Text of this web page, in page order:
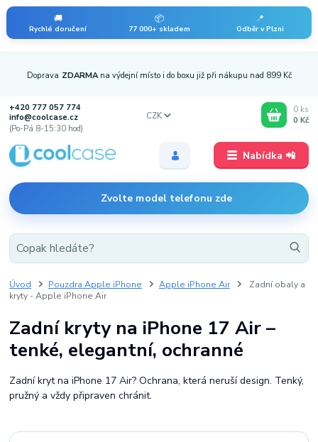
🚚
Rychlé doručení
📦
77 000+ skladem
📍
Odběr v Plzni
Nabídka 📲
Doprava ZDARMA na výdejní místo i do boxu již při nákupu nad 899 Kč
+420 777 057 774
info@coolcase.cz
(Po-Pá 8-15:30 hod)
Zvolte model telefonu zde
CZK
0 ks
0 Kč
Úvod Pouzdra Apple iPhone Apple iPhone Air
Zadní obaly a
kryty - Apple iPhone Air
Zadní kryty na iPhone 17 Air –
tenké, elegantní, ochranné
Zadní kryt na iPhone 17 Air? Ochrana, která neruší design. Tenký,
pružný a vždy připraven chránit.